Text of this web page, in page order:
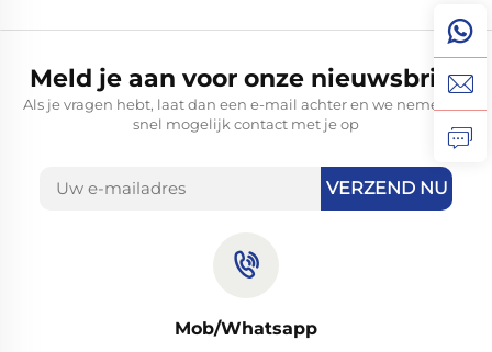
Meld je aan voor onze nieuwsbrief
Als je vragen hebt, laat dan een e-mail achter en we nemen zo
snel mogelijk contact met je op
VERZEND NU
Mob/Whatsapp